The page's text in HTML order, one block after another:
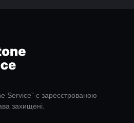
Service” є зареєстрованою
захищені.